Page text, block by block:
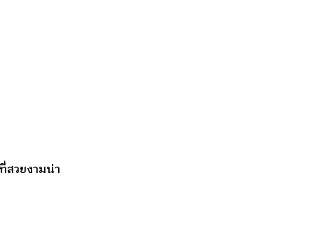
วยงามน่า